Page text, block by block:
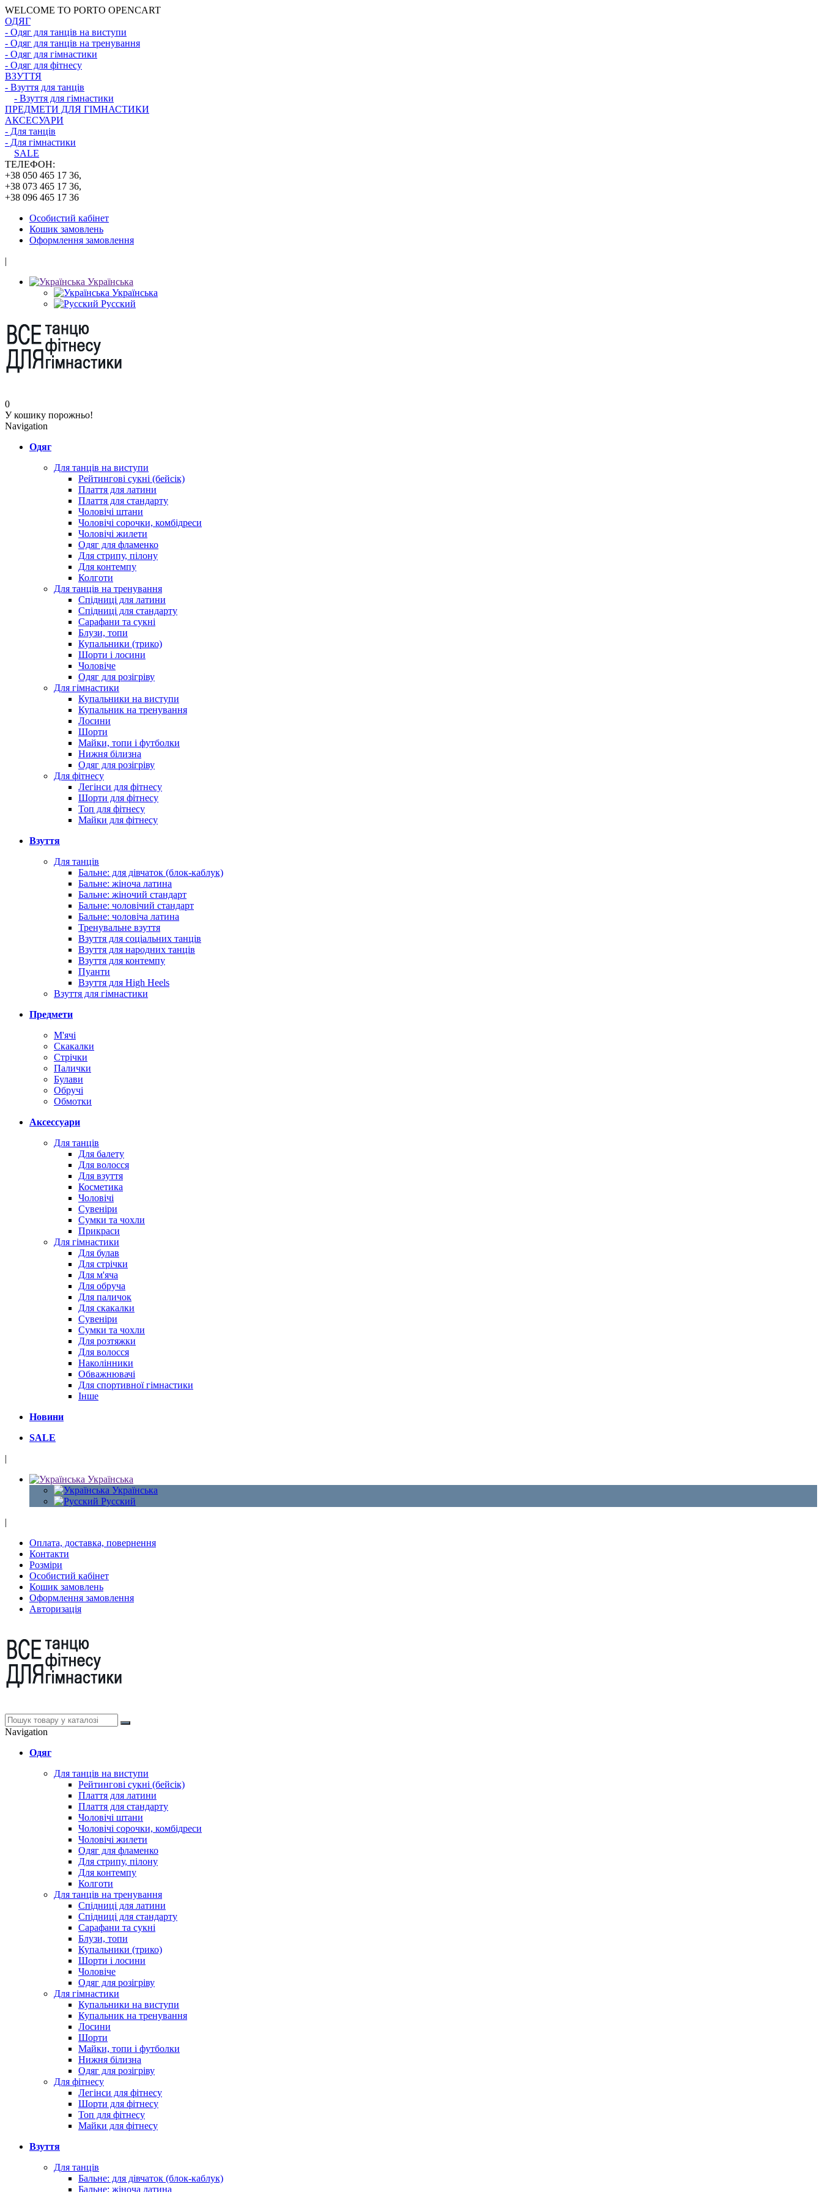
WELCOME TO PORTO OPENCART
ОДЯГ
- Одяг для танців на виступи
- Одяг для танців на тренування
- Одяг для гімнастики
- Одяг для фітнесу
ВЗУТТЯ
- Взуття для танців
- Взуття для гімнастики
ПРЕДМЕТИ ДЛЯ ГІМНАСТИКИ
АКСЕСУАРИ
- Для танців
- Для гімнастики
SALE
ТЕЛЕФОН:
+38 050 465 17 36,
+38 073 465 17 36,
+38 096 465 17 36
Особистий кабінет
Кошик замовлень
Оформлення замовлення
|
Українська
Українська
Русский
0
У кошику порожньо!
Navigation
Одяг
Для танців на виступи
Рейтингові сукні (бейсік)
Плаття для латини
Плаття для стандарту
Чоловічі штани
Чоловічі сорочки, комбідреси
Чоловічі жилети
Одяг для фламенко
Для стрипу, пілону
Для контемпу
Колготи
Для танців на тренування
Спідниці для латини
Спідниці для стандарту
Сарафани та сукні
Блузи, топи
Купальники (трико)
Шорти і лосини
Чоловіче
Одяг для розігріву
Для гімнастики
Купальники на виступи
Купальник на тренування
Лосини
Шорти
Майки, топи і футболки
Нижня білизна
Одяг для розігріву
Для фітнесу
Легінси для фітнесу
Шорти для фітнесу
Топ для фітнесу
Майки для фітнесу
Взуття
Для танців
Бальне: для дівчаток (блок-каблук)
Бальне: жіноча латина
Бальне: жіночий стандарт
Бальне: чоловічий стандарт
Бальне: чоловіча латина
Тренувальне взуття
Взуття для соціальних танців
Взуття для народних танців
Взуття для контемпу
Пуанти
Взуття для High Heels
Взуття для гімнастики
Предмети
М'ячі
Скакалки
Стрічки
Палички
Булави
Обручі
Обмотки
Аксессуари
Для танців
Для балету
Для волосся
Для взуття
Косметика
Чоловічі
Сувеніри
Сумки та чохли
Прикраси
Для гімнастики
Для булав
Для стрічки
Для м'яча
Для обруча
Для паличок
Для скакалки
Сувеніри
Сумки та чохли
Для розтяжки
Для волосся
Наколінники
Обважнювачі
Для спортивної гімнастики
Інше
Новини
SALE
|
Українська
Українська
Русский
|
Оплата, доставка, повернення
Контакти
Розміри
Особистий кабінет
Кошик замовлень
Оформлення замовлення
Авторизація
Navigation
Одяг
Для танців на виступи
Рейтингові сукні (бейсік)
Плаття для латини
Плаття для стандарту
Чоловічі штани
Чоловічі сорочки, комбідреси
Чоловічі жилети
Одяг для фламенко
Для стрипу, пілону
Для контемпу
Колготи
Для танців на тренування
Спідниці для латини
Спідниці для стандарту
Сарафани та сукні
Блузи, топи
Купальники (трико)
Шорти і лосини
Чоловіче
Одяг для розігріву
Для гімнастики
Купальники на виступи
Купальник на тренування
Лосини
Шорти
Майки, топи і футболки
Нижня білизна
Одяг для розігріву
Для фітнесу
Легінси для фітнесу
Шорти для фітнесу
Топ для фітнесу
Майки для фітнесу
Взуття
Для танців
Бальне: для дівчаток (блок-каблук)
Бальне: жіноча латина